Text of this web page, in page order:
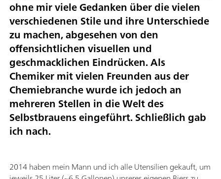
ohne mir viele Gedanken über die vielen
verschiedenen Stile und ihre Unterschiede
zu machen, abgesehen von den
offensichtlichen visuellen und
geschmacklichen Eindrücken. Als
Chemiker mit vielen Freunden aus der
Chemiebranche wurde ich jedoch an
mehreren Stellen in die Welt des
Selbstbrauens eingeführt. Schließlich gab
ich nach.
2014 haben mein Mann und ich alle Utensilien gekauft, um